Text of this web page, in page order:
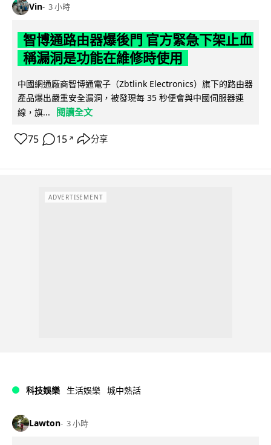
Vin 3 小時
智博通路由器爆後門 官方緊急下架止血
稱漏洞是功能在維修時使用
中國網通廠商智博通電子（Zbtlink Electronics）旗下的路由器
產品爆出嚴重安全漏洞，被發現每 35 秒便會與中國伺服器連
線，旗...
閱讀全文
75 15 ↗ 分享
ADVERTISEMENT
科技娛樂 生活娛樂 城中熱話
Lawton 3 小時